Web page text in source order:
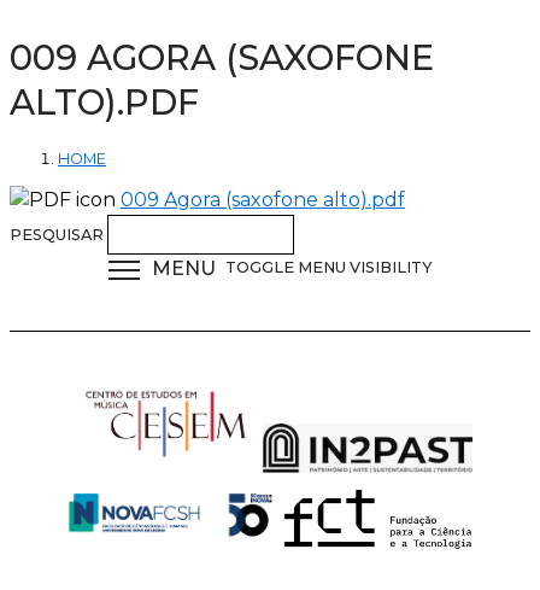
009 AGORA (SAXOFONE
ALTO).PDF
HOME
009 Agora (saxofone alto).pdf
PESQUISAR
MENU TOGGLE MENU VISIBILITY